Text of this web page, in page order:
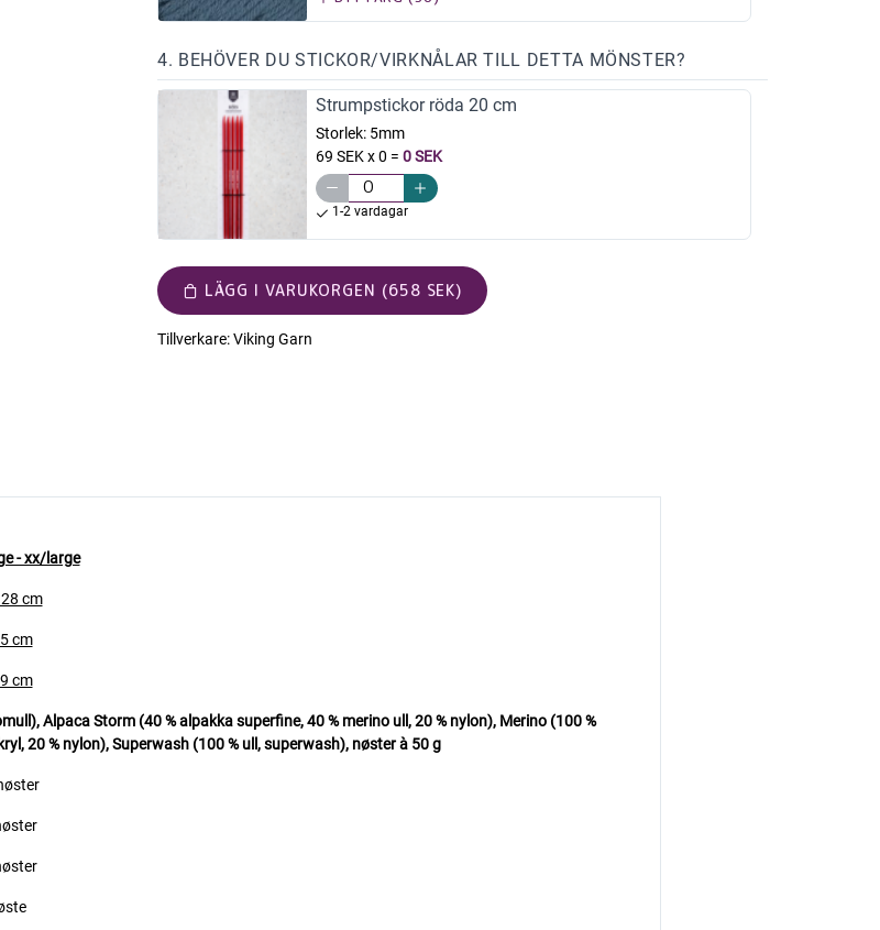
4. BEHÖVER DU STICKOR/VIRKNÅLAR TILL DETTA MÖNSTER?
Strumpstickor röda 20 cm
Storlek: 5mm
69 SEK x 0 = 0 SEK
1-2 vardagar
LÄGG I VARUKORGEN (658 SEK)
Tillverkare:Viking Garn
- xx/large
cm
Alpaca Storm (40 % alpakka superfine, 40 % merino ull, 20 % nylon), Merino (100 %
20 % nylon),Superwash (100 % ull, superwash), nøster à 50 g